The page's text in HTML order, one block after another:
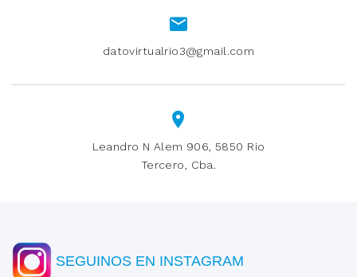
datovirtualrio3@gmail.com
Leandro N Alem 906, 5850 Rio
Tercero, Cba.
SEGUINOS EN INSTAGRAM